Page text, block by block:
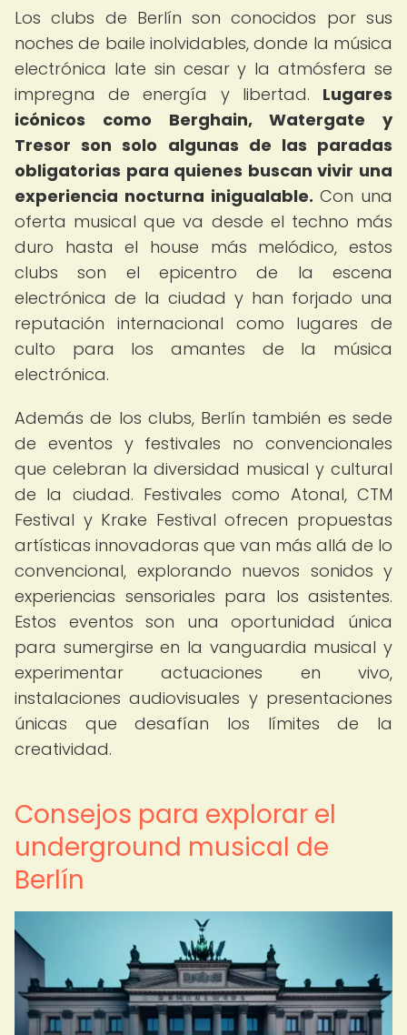
Los clubs de Berlín son conocidos por sus
noches de baile inolvidables, donde la música
electrónica late sin cesar y la atmósfera se
impregna de energía y libertad. Lugares
icónicos como Berghain, Watergate y
Tresor son solo algunas de las paradas
obligatorias para quienes buscan vivir una
experiencia nocturna inigualable. Con una
oferta musical que va desde el techno más
duro hasta el house más melódico, estos
clubs son el epicentro de la escena
electrónica de la ciudad y han forjado una
reputación internacional como lugares de
culto para los amantes de la música
electrónica.
Además de los clubs, Berlín también es sede
de eventos y festivales no convencionales
que celebran la diversidad musical y cultural
de la ciudad. Festivales como Atonal, CTM
Festival y Krake Festival ofrecen propuestas
artísticas innovadoras que van más allá de lo
convencional, explorando nuevos sonidos y
experiencias sensoriales para los asistentes.
Estos eventos son una oportunidad única
para sumergirse en la vanguardia musical y
experimentar actuaciones en vivo,
instalaciones audiovisuales y presentaciones
únicas que desafían los límites de la
creatividad.
Consejos para explorar el
underground musical de
Berlín